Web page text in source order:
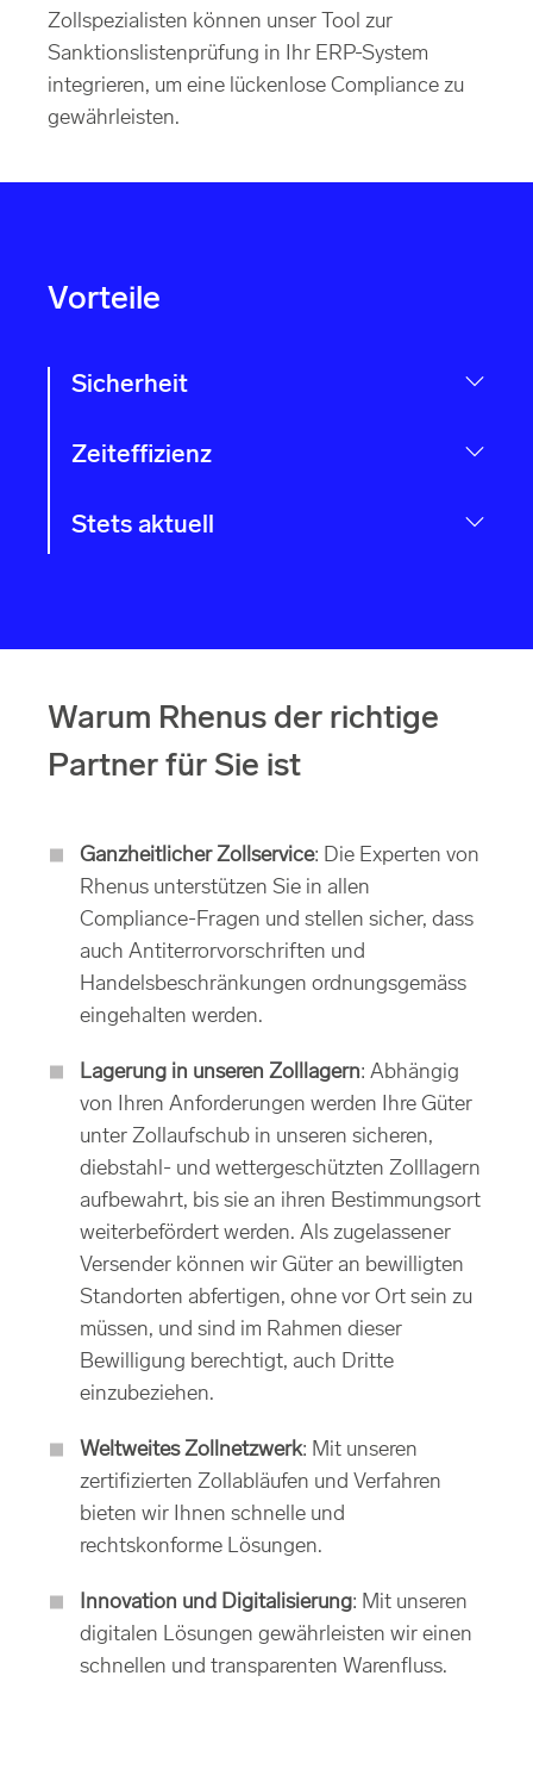
Zollspezialisten können unser Tool zur
Sanktionslistenprüfung in Ihr ERP-System
integrieren, um eine lückenlose Compliance zu
gewährleisten.
Vorteile
Sicherheit
Zeiteffizienz
Stets aktuell
Warum Rhenus der richtige
Partner für Sie ist
Ganzheitlicher Zollservice: Die Experten von
Rhenus unterstützen Sie in allen
Compliance-Fragen und stellen sicher, dass
auch Antiterrorvorschriften und
Handelsbeschränkungen ordnungsgemäss
eingehalten werden.
Lagerung in unseren Zolllagern: Abhängig
von Ihren Anforderungen werden Ihre Güter
unter Zollaufschub in unseren sicheren,
diebstahl- und wettergeschützten Zolllagern
aufbewahrt, bis sie an ihren Bestimmungsort
weiterbefördert werden. Als zugelassener
Versender können wir Güter an bewilligten
Standorten abfertigen, ohne vor Ort sein zu
müssen, und sind im Rahmen dieser
Bewilligung berechtigt, auch Dritte
einzubeziehen.
Weltweites Zollnetzwerk: Mit unseren
zertifizierten Zollabläufen und Verfahren
bieten wir Ihnen schnelle und
rechtskonforme Lösungen.
Innovation und Digitalisierung: Mit unseren
digitalen Lösungen gewährleisten wir einen
schnellen und transparenten Warenfluss.